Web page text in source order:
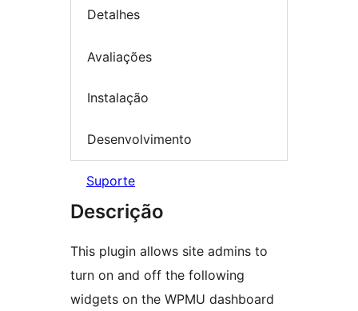
Detalhes
Avaliações
Instalação
Desenvolvimento
Suporte
Descrição
This plugin allows site admins to
turn on and off the following
widgets on the WPMU dashboard